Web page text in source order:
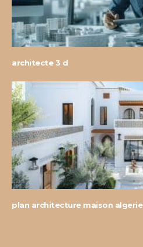
architecte 3 d
plan architecture maison algerie